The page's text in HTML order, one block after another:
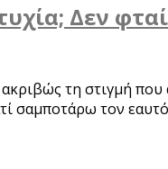
Δεν
τη στιγμή που
σαμποτάρω τον